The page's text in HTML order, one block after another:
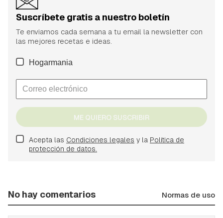
Suscríbete gratis a nuestro boletín
Te enviamos cada semana a tu email la newsletter con
las mejores recetas e ideas.
Hogarmania
ME QUIERO SUSCRIBIR
Acepta las Condiciones legales y la Política de
protección de datos.
No hay comentarios Normas de uso